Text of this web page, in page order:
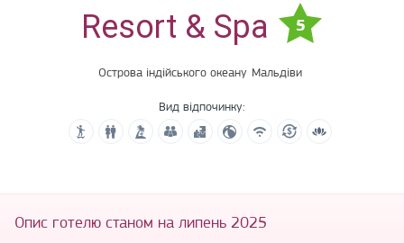
Resort & Spa
5
Острова індійського океану Мальдіви
Вид відпочинку:
Опис готелю станом на липень 2025